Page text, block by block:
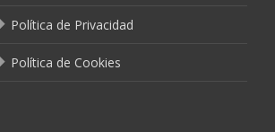
Política de Privacidad
Política de Cookies